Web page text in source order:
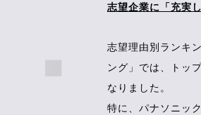
志望企業に「充実
志望理由別ランキ
ング」では、トッ
なりました。
特に、パナソニッ